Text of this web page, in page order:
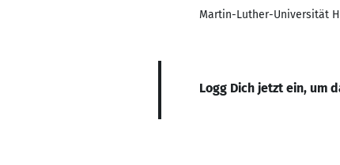
Martin-Luther-Universität
Logg Dich jetzt ein, um